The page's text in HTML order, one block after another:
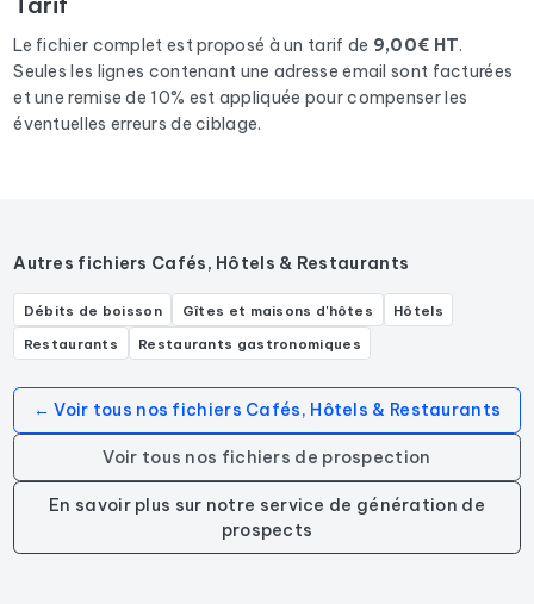
ambulant.
Le fichier complet est proposé à un tarif de 9,00€ HT.
Seules les lignes contenant une adresse email sont facturées
et une remise de 10% est appliquée pour compenser les
éventuelles erreurs de ciblage.
Autres fichiers Cafés, Hôtels & Restaurants
Débits de boisson Gîtes et maisons d'hôtes
Hôtels
Restaurants
Restaurants gastronomiques
← Voir tous nos fichiers Cafés, Hôtels & Restaurants
Voir tous nos fichiers de prospection
En savoir plus sur notre service de génération de
prospects